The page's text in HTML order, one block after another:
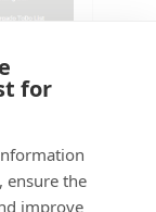
kerül az
for
ensure the
improve